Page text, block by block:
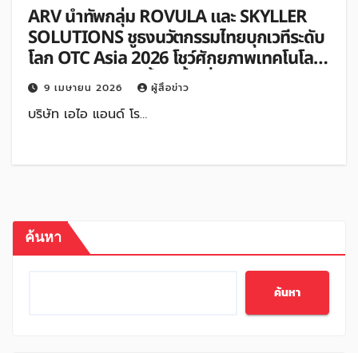
ARV นำทัพกลุ่ม ROVULA และ SKYLLER
SOLUTIONS ชูธงนวัตกรรมไทยบุกเวทีระดับ
โลก OTC Asia 2026 โชว์ศักยภาพเทคโนโลยี
ในกลุ่มงานสำรวจทั้งใต้น้ำเพิ่มประสิทธิภาพ
Inspection
9 เมษายน 2026 ผู้สื่อข่าว
บริษัท เอไอ แอนด์ โร…
ค้นหา
ค้นหา